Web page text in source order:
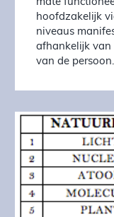
mate
hoofdzakelijk
niveaus
afhankelijk van
van de persoon.